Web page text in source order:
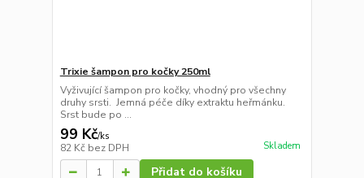
Trixie šampon pro kočky 250ml
Vyživující šampon pro kočky, vhodný pro všechny
druhy srsti. Jemná péče díky extraktu heřmánku.
Srst bude po ...
99 Kč/ks
82 Kč bez DPH Skladem
Přidat do košíku